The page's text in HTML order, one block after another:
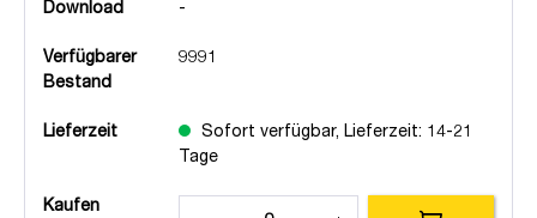
Download -
Verfügbarer
Bestand
9991
Lieferzeit
Sofort verfügbar, Lieferzeit: 14-21
Tage
Kaufen